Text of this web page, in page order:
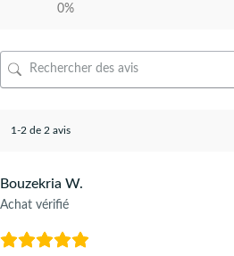
0%
1-2 de 2 avis
Bouzekria W.
Achat vérifié